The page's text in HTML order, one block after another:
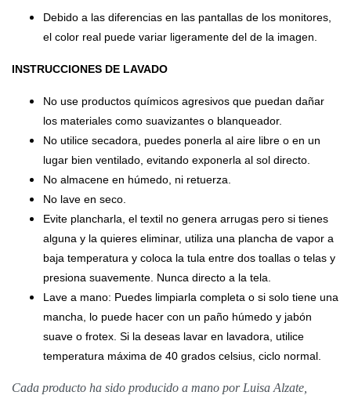
Debido a las diferencias en las pantallas de los monitores,
el color real puede variar ligeramente del de la imagen.
INSTRUCCIONES DE LAVADO
No use productos químicos agresivos que puedan dañar
los materiales como suavizantes o blanqueador.
No utilice secadora, puedes ponerla al aire libre o en un
lugar bien ventilado, evitando exponerla al sol directo.
No almacene en húmedo, ni retuerza.
No lave en seco.
Evite plancharla, el textil no genera arrugas pero si tienes
alguna y la quieres eliminar, utiliza una plancha de vapor a
baja temperatura y coloca la tula entre dos toallas o telas y
presiona suavemente. Nunca directo a la tela.
Lave a mano: Puedes limpiarla completa o si solo tiene una
mancha, lo puede hacer con un paño húmedo y jabón
suave o frotex. Si la deseas lavar en lavadora, utilice
temperatura máxima de 40 grados celsius, ciclo normal.
Cada producto ha sido producido a mano por Luisa Alzate,